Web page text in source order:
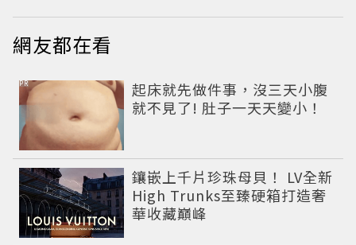
網友都在看
起床就先做件事，沒三天小腹
就不見了! 肚子一天天變小！
PR
鑲嵌上千片珍珠母貝！ LV全新
High Trunks至臻硬箱打造奢
華收藏巔峰